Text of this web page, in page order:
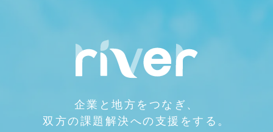
企業と地方をつなぎ、
双方の課題解決への支援をする。